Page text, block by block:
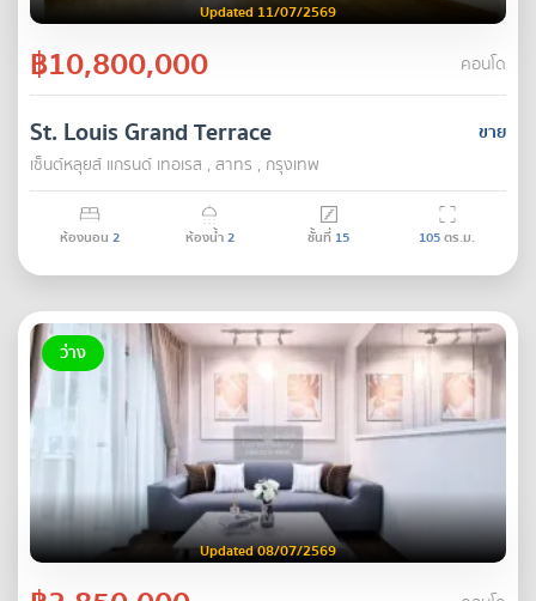
Updated 11/07/2569
฿10,800,000 คอนโด
ขาย
St. Louis Grand Terrace
เซ็นต์หลุยส์ แกรนด์ เทอเรส , สาทร , กรุงเทพ
ห้องนอน 2 ห้องน้ำ2 ชั้นที่ 15 105ตร.ม.
ว่าง
Updated 08/07/2569